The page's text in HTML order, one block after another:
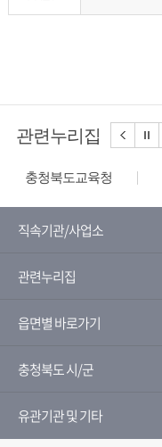
관련누리집
충청북도교육청
직속기관/사업소
관련누리집
읍면별 바로가기
충청북도 시/군
유관기관 및 기타